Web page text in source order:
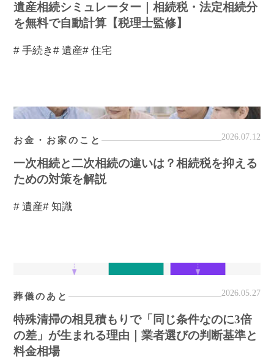
遺産相続シミュレーター｜相続税・法定相続分
を無料で自動計算【税理士監修】
# 手続き# 遺産# 住宅
お金・お家のこと 2026.07.12
一次相続と二次相続の違いは？相続税を抑える
ための対策を解説
# 遺産# 知識
葬儀のあと 2026.05.27
特殊清掃の相見積もりで「同じ条件なのに3倍
の差」が生まれる理由｜業者選びの判断基準と
料金相場